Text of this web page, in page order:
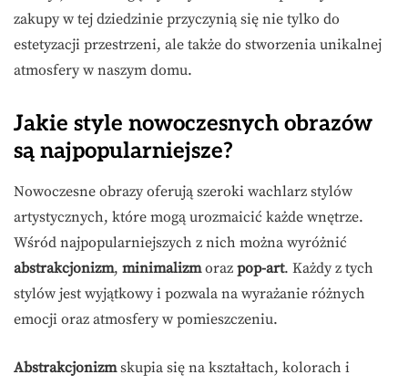
zakupy w tej dziedzinie przyczynią się nie tylko do
estetyzacji przestrzeni, ale także do stworzenia unikalnej
atmosfery w naszym domu.
Jakie style nowoczesnych obrazów
są najpopularniejsze?
Nowoczesne obrazy oferują szeroki wachlarz stylów
artystycznych, które mogą urozmaicić każde wnętrze.
Wśród najpopularniejszych z nich można wyróżnić
abstrakcjonizm, minimalizmoraz pop-art. Każdy z tych
stylów jest wyjątkowy i pozwala na wyrażanie różnych
emocji oraz atmosfery w pomieszczeniu.
Abstrakcjonizmskupia się na kształtach, kolorach i